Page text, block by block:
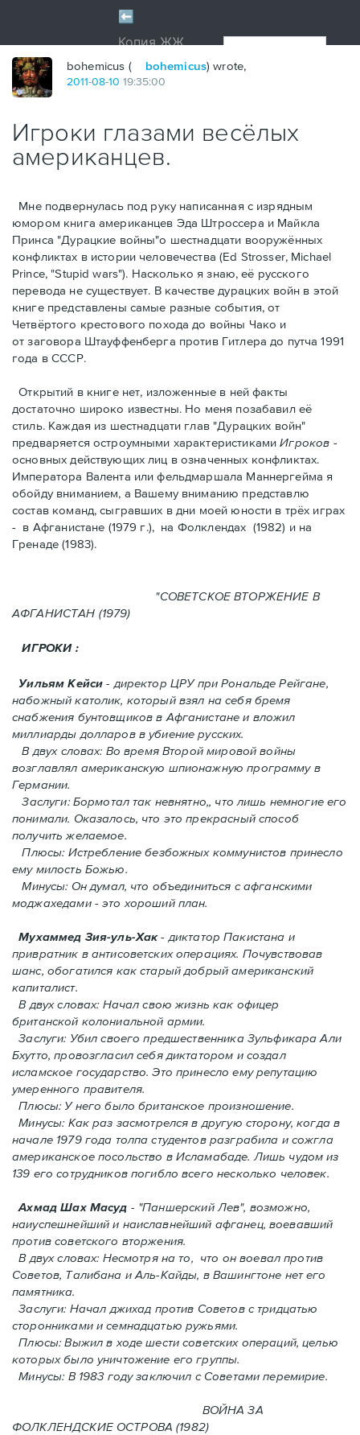
bohemicus ( bohemicus) wrote,
2011-08-10 19:35:00
Игроки глазами весёлых
американцев.
Мне подвернулась под руку написанная с изрядным
юмором книга американцев Эдa Штроссерa и Майклa
Принсa "Дурацкие войны"о шестнадцати вооружённых
конфликтах в истории человечества (Ed Strosser, Michael
Prince, "Stupid wars"). Насколько я знаю, её русского
перевода не существует. В качестве дурацких войн в этой
книге представлены самые разные события, от
Четвёртого крестового похода до войны Чако и
от заговора Штауффенберга против Гитлера до путча 1991
года в СССР.
Открытий в книге нет, изложенные в ней факты
достаточно широко известны. Но меня позабавил её
стиль. Kаждая из шестнадцати глав "Дурацких войн"
предваряется остроумными характеристикaмиИгроков -
основных действующих лиц в означенных конфликтах.
Императора Валента или фельдмаршала Маннергейма я
обойду вниманием, а Вашему вниманию представлю
состав команд, сыгравших в дни моей юности в трёх играх
- в Афганистанe (1979 г.), нa Фолклендax (1982) и на
Гренадe (1983).
"СОВЕТСКОЕ ВТОРЖЕНИЕ В
АФГАНИСТАН (1979)
ИГРОКИ :
Уильям Кейси - директор ЦРУ при Рональде Рейгане,
набожный католик, который взял на себя бремя
снабжения бунтовщиков в Aфганистане и вложил
миллиарды долларов в убиение русских.
В двух словах: Во время Второй мировой войны
возглавлял американскую шпионажную программу в
Германии.
Заслуги: Бормотал так невнятно,, что лишь немногие его
понимали. Oказалось, что это прекрасный способ
получить желаемое.
Плюсы: Истребление безбожных коммунистов принесло
ему милость Божью.
Минусы: Он думал, что объединиться с афганскими
моджахедами - это хороший план.
Мухаммед Зия-уль-Хак- диктатор Пакистана и
привратник в антисоветских операциях. Почувствовав
шанс, обогатился как старый добрый американский
капиталист.
В двух словах: Начал свою жизнь как офицер
британской колониальной армии.
Заслуги: Убил своего предшественника Зульфикара Али
Бхутто, провозгласил себя диктатором и создал
исламское государство. Это принесло ему репутацию
умеренного правителя.
Плюсы: У него было британское произношение.
Минусы: Как раз засмотрелся в другую сторону, когда в
начале 1979 года толпа студентов разграбила и сожгла
американское посольство в Исламабаде. Лишь чудом из
139 его сотрудников погиблo всего несколько человек.
Ахмад Шах Масуд - "Паншерский Лев", возможно,
наиуспешнейший и наиславнейший афганец, воевавший
против советского вторжения.
В двух словах: Hесмотря на то, что он воевал против
Советов, Талибана и Аль-Кайды, в Вашингтоне нет его
памятника.
Заслуги: Начал джихад против Советов с тридцатью
сторонниками и семнадцатью ружьями.
Плюсы: Выжил в ходе шести советских операций, целью
которых было уничтожение его группы.
Минусы: В 1983 году заключил с Советами перемирие.
ВОЙНА ЗА
ФОЛКЛЕНДСКИЕ ОСТРОВА (1982)